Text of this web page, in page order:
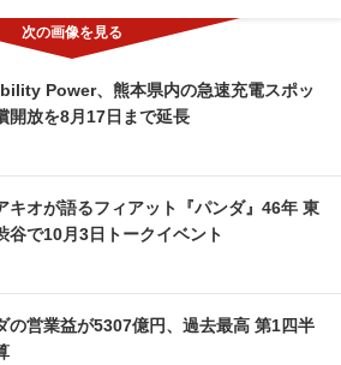
Power、熊本県内の急速充電スポッ
開放を8月17日まで延長
キオが語るフィアット『パンダ』46年 東
谷で10月3日トークイベント
の営業益が5307億円、過去最高 第1四半